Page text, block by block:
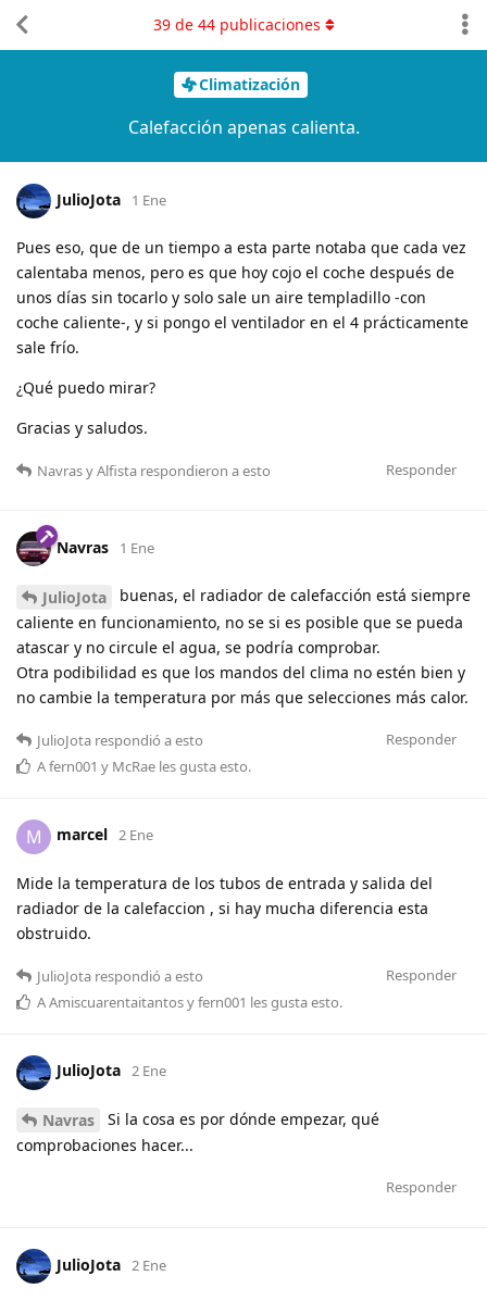
Climatización
Calefacción apenas calienta.
39de 44publicaciones
JulioJota 1 Ene
Pues eso, que de un tiempo a esta parte notaba que cada vez
calentaba menos, pero es que hoy cojo el coche después de
unos días sin tocarlo y solo sale un aire templadillo -con
coche caliente-, y si pongo el ventilador en el 4 prácticamente
sale frío.
¿Qué puedo mirar?
Gracias y saludos.
Responder
NavrasyAlfista respondieron a esto
Navras 1 Ene
JulioJota
buenas, el radiador de calefacción está siempre
caliente en funcionamiento, no se si es posible que se pueda
atascar y no circule el agua, se podría comprobar.
Otra podibilidad es que los mandos del clima no estén bien y
no cambie la temperatura por más que selecciones más calor.
Responder
JulioJota respondió a esto
Afern001 y McRae les gusta esto.
M marcel 2 Ene
Mide la temperatura de los tubos de entrada y salida del
radiador de la calefaccion , si hay mucha diferencia esta
obstruido.
Responder
JulioJota respondió a esto
AAmiscuarentaitantosyfern001 les gusta esto.
JulioJota 2 Ene
Navras
Si la cosa es por dónde empezar, qué
comprobaciones hacer...
Responder
JulioJota 2 Ene